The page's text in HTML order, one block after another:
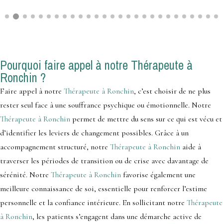
Pourquoi faire appel à notre Thérapeute à
Ronchin ?
Faire appel à notre Thérapeute à Ronchin, c’est choisir de ne plus
rester seul face à une souffrance psychique ou émotionnelle. Notre
Thérapeute à Ronchin permet de mettre du sens sur ce qui est vécu et
d’identifier les leviers de changement possibles. Grâce à un
accompagnement structuré, notre Thérapeute à Ronchin aide à
traverser les périodes de transition ou de crise avec davantage de
sérénité. Notre Thérapeute à Ronchin favorise également une
meilleure connaissance de soi, essentielle pour renforcer l’estime
personnelle et la confiance intérieure. En sollicitant notre Thérapeute
à Ronchin, les patients s’engagent dans une démarche active de